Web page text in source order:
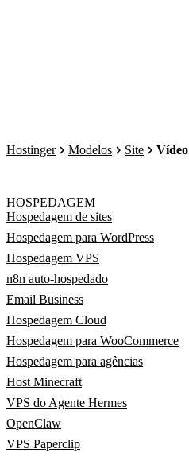
Hostinger Modelos Site Vídeo
HOSPEDAGEM
Hospedagem de sites
Hospedagem para WordPress
Hospedagem VPS
n8n auto-hospedado
Email Business
Hospedagem Cloud
Hospedagem para WooCommerce
Hospedagem para agências
Host Minecraft
VPS do Agente Hermes
OpenClaw
VPS Paperclip